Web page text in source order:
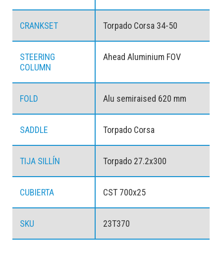
CRANKSET Torpado Corsa 34-50
STEERING
COLUMN
Ahead Aluminium FOV
FOLD Alu semiraised 620 mm
SADDLE Torpado Corsa
TIJA SILLÍN Torpado 27.2x300
CUBIERTA CST 700x25
SKU 23T370